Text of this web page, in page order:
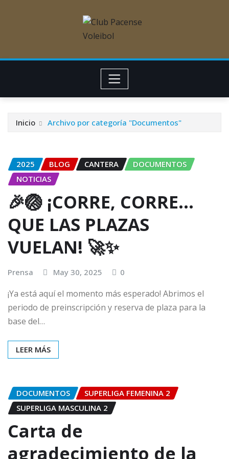
Inicio Archivo por categoría "Documentos"
2025 BLOG CANTERA
DOCUMENTOS
NOTICIAS
🎉🏐 ¡CORRE, CORRE…
QUE LAS PLAZAS
VUELAN! 🚀✨
Prensa May 30, 2025 0
¡Ya está aquí el momento más esperado! Abrimos el
periodo de preinscripción y reserva de plaza para la
base del…
LEER MÁS
DOCUMENTOS
SUPERLIGA FEMENINA 2
SUPERLIGA MASCULINA 2
Carta de
agradecimiento de la